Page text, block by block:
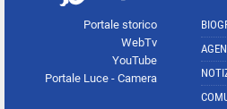
Portale storico
WebTv
YouTube
Portale Luce - Camera